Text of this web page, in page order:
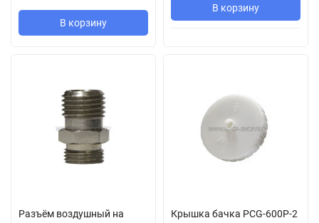
В корзину
В корзину
Разъём воздушный на
Крышка бачка PCG-600P-2